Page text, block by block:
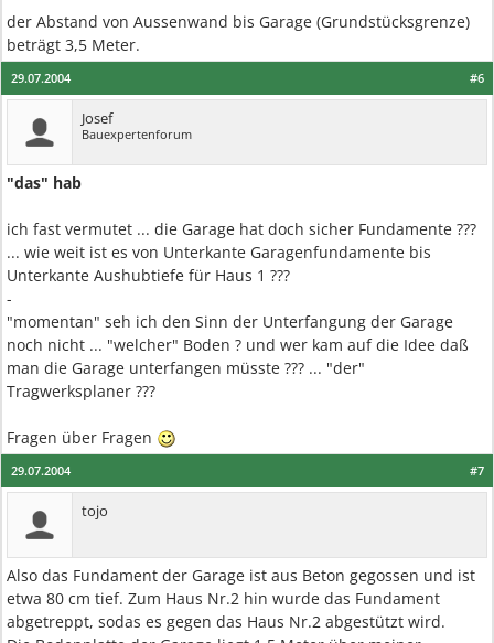
der Abstand von Aussenwand bis Garage (Grundstücksgrenze)
beträgt 3,5 Meter.
#6
29.07.2004
Josef
Bauexpertenforum
"das" hab
ich fast vermutet ... die Garage hat doch sicher Fundamente ???
... wie weit ist es von Unterkante Garagenfundamente bis
Unterkante Aushubtiefe für Haus 1 ???
-
"momentan" seh ich den Sinn der Unterfangung der Garage
noch nicht ... "welcher" Boden ? und wer kam auf die Idee daß
man die Garage unterfangen müsste ??? ... "der"
Tragwerksplaner ???
Fragen über Fragen
#7
29.07.2004
tojo
Also das Fundament der Garage ist aus Beton gegossen und ist
etwa 80 cm tief. Zum Haus Nr.2 hin wurde das Fundament
abgetreppt, sodas es gegen das Haus Nr.2 abgestützt wird.